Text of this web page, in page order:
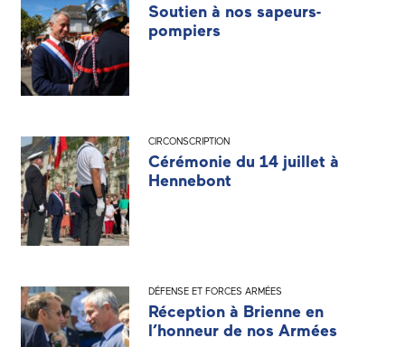
Soutien à nos sapeurs-
pompiers
CIRCONSCRIPTION
Cérémonie du 14 juillet à
Hennebont
DÉFENSE ET FORCES ARMÉES
Réception à Brienne en
l’honneur de nos Armées